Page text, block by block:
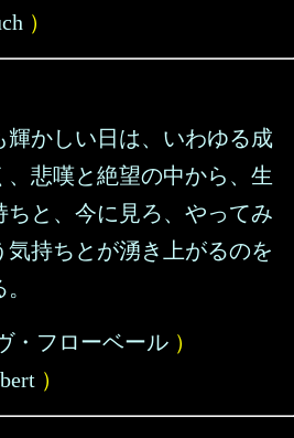
）
輝かしい日は、いわゆる成
、悲嘆と絶望の中から、生
ちと、今に見ろ、やってみ
気持ちとが湧き上がるのを
・フローベール ）
）